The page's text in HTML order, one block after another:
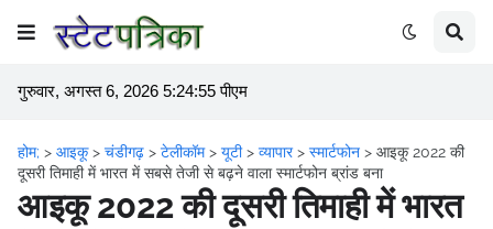
गुरुवार, अगस्त 6, 2026 5:24:55 पीएम
होम; > आइकू> चंडीगढ़ > टेलीकॉम> यूटी> व्यापार> स्मार्टफोन > आइकू 2022 की
दूसरी तिमाही में भारत में सबसे तेजी से बढ़ने वाला स्मार्टफोन ब्रांड बना
आइकू 2022 की दूसरी तिमाही में भारत